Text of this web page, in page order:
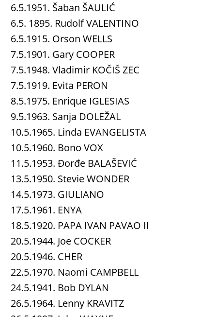
6.5.1951. Šaban ŠAULIĆ
6.5. 1895. Rudolf VALENTINO
6.5.1915. Orson WELLS
7.5.1901. Gary COOPER
7.5.1948. Vladimir KOČIŠ ZEC
7.5.1919. Evita PERON
8.5.1975. Enrique IGLESIAS
9.5.1963. Sanja DOLEŽAL
10.5.1965. Linda EVANGELISTA
10.5.1960. Bono VOX
11.5.1953. Đorđe BALAŠEVIĆ
13.5.1950. Stevie WONDER
14.5.1973. GIULIANO
17.5.1961. ENYA
18.5.1920. PAPA IVAN PAVAO II
20.5.1944. Joe COCKER
20.5.1946. CHER
22.5.1970. Naomi CAMPBELL
24.5.1941. Bob DYLAN
26.5.1964. Lenny KRAVITZ